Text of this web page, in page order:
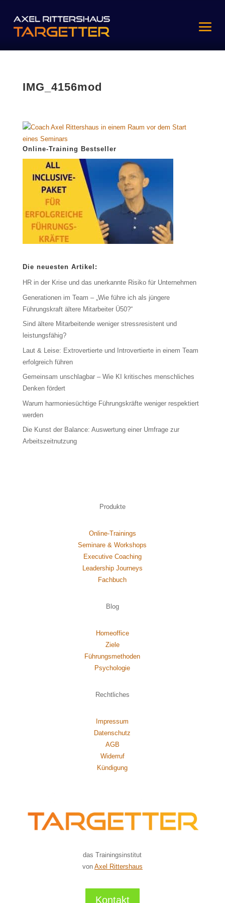
IMG_4156mod
Online-Training Bestseller
Die neuesten Artikel:
HR in der Krise und das unerkannte Risiko für Unternehmen
Generationen im Team – „Wie führe ich als jüngere
Führungskraft ältere Mitarbeiter Ü50?“
Sind ältere Mitarbeitende weniger stressresistent und
leistungsfähig?
Laut & Leise: Extrovertierte und Introvertierte in einem Team
erfolgreich führen
Gemeinsam unschlagbar – Wie KI kritisches menschliches
Denken fördert
Warum harmoniesüchtige Führungskräfte weniger respektiert
werden
Die Kunst der Balance: Auswertung einer Umfrage zur
Arbeitszeitnutzung
Produkte
Online-Trainings
Seminare & Workshops
Executive Coaching
Leadership Journeys
Fachbuch
Blog
Homeoffice
Ziele
Führungsmethoden
Psychologie
Rechtliches
Impressum
Datenschutz
AGB
Widerruf
Kündigung
das Trainingsinstitut
von Axel Rittershaus
Kontakt